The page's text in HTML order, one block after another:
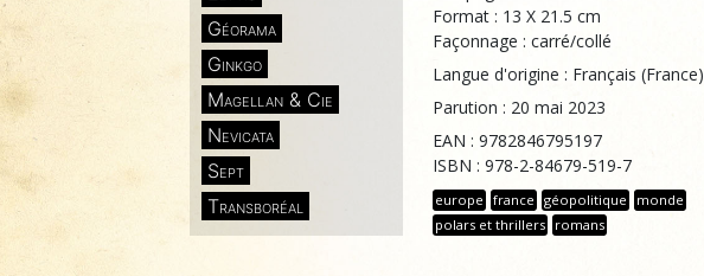
Géorama
Ginkgo
Magellan & Cie
Nevicata
Sept
Transboréal
Format : 13 X 21.5 cm
Façonnage : carré/collé
Langue d'origine : Français (France)
Parution : 20 mai 2023
EAN : 9782846795197
ISBN : 978-2-84679-519-7
europe france géopolitique
monde
polars et thrillers romans